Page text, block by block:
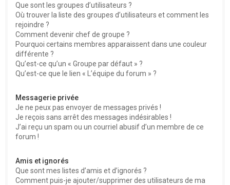
Que sont les groupes d’utilisateurs ?
Où trouver la liste des groupes d’utilisateurs et comment les
rejoindre ?
Comment devenir chef de groupe ?
Pourquoi certains membres apparaissent dans une couleur
différente ?
Qu’est-ce qu’un « Groupe par défaut » ?
Qu’est-ce que le lien « L’équipe du forum » ?
Messagerie privée
Je ne peux pas envoyer de messages privés !
Je reçois sans arrêt des messages indésirables !
J’ai reçu un spam ou un courriel abusif d’un membre de ce
forum !
Amis et ignorés
Que sont mes listes d’amis et d’ignorés ?
Comment puis-je ajouter/supprimer des utilisateurs de ma